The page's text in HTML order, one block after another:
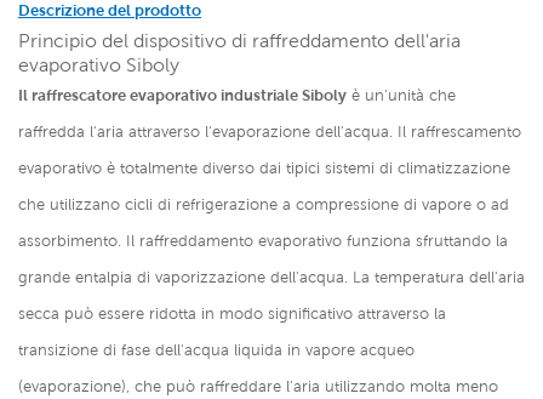
Descrizione del prodotto
Principio del dispositivo di raffreddamento dell'aria
evaporativo Siboly
Il raffrescatore evaporativo industriale Siboly è un'unità che
raffredda l'aria attraverso l'evaporazione dell'acqua. Il raffrescamento
evaporativo è totalmente diverso dai tipici sistemi di climatizzazione
che utilizzano cicli di refrigerazione a compressione di vapore o ad
assorbimento. Il raffreddamento evaporativo funziona sfruttando la
grande entalpia di vaporizzazione dell'acqua. La temperatura dell'aria
secca può essere ridotta in modo significativo attraverso la
transizione di fase dell'acqua liquida in vapore acqueo
(evaporazione), che può raffreddare l'aria utilizzando molta meno